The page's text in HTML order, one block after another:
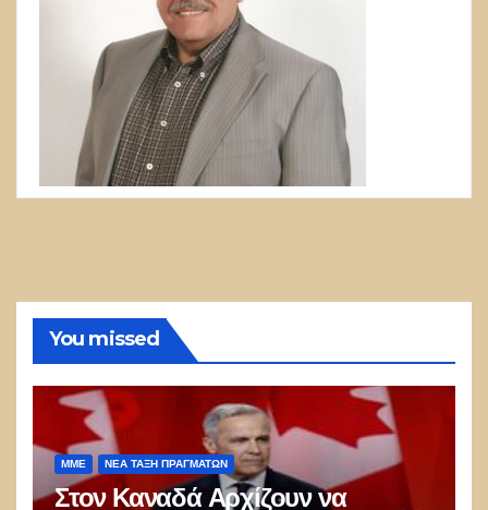
You missed
ΜΜΕ ΝΈΑ ΤΆΞΗ ΠΡΑΓΜΆΤΩΝ
Στον Καναδά Αρχίζουν να